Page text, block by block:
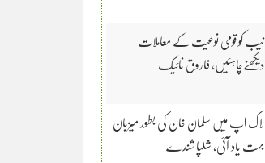
نیب کو قومی نوعیت کے معاملات
دیکھنےچاہئیں، فاروق نائیک
لاک اپ میں سلمان خان کی بطور میزبان
بہت یاد آئی، شلپا شندے